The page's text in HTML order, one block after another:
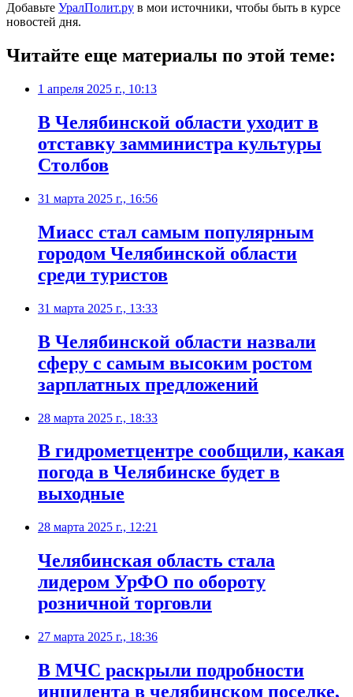
Добавьте УралПолит.ру в мои источники, чтобы быть в курсе
новостей дня.
Читайте еще материалы по этой теме:
1 апреля 2025 г., 10:13
В Челябинской области уходит в
отставку замминистра культуры
Столбов
31 марта 2025 г., 16:56
Миасс стал самым популярным
городом Челябинской области
среди туристов
31 марта 2025 г., 13:33
В Челябинской области назвали
сферу с самым высоким ростом
зарплатных предложений
28 марта 2025 г., 18:33
В гидрометцентре сообщили, какая
погода в Челябинске будет в
выходные
28 марта 2025 г., 12:21
Челябинская область стала
лидером УрФО по обороту
розничной торговли
27 марта 2025 г., 18:36
В МЧС раскрыли подробности
инцидента в челябинском поселке,